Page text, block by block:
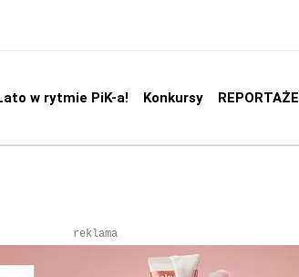
w rytmie PiK-a! Konkursy REPORTAŻE
reklama